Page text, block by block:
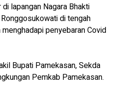
lapangan Nagara Bhakti
di tengah
penyebaran Covid
Bupati Pamekasan, Sekda
Pemkab Pamekasan.